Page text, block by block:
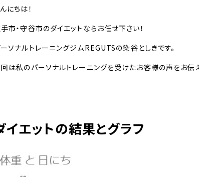
にちは！
市・守谷市のダイエットならお任せ下さい！
ソナルトレーニングジムREGUTSの染谷としきです。
は私のパーソナルトレーニングを受けたお客様の声をお伝え
イエットの結果とグラフ